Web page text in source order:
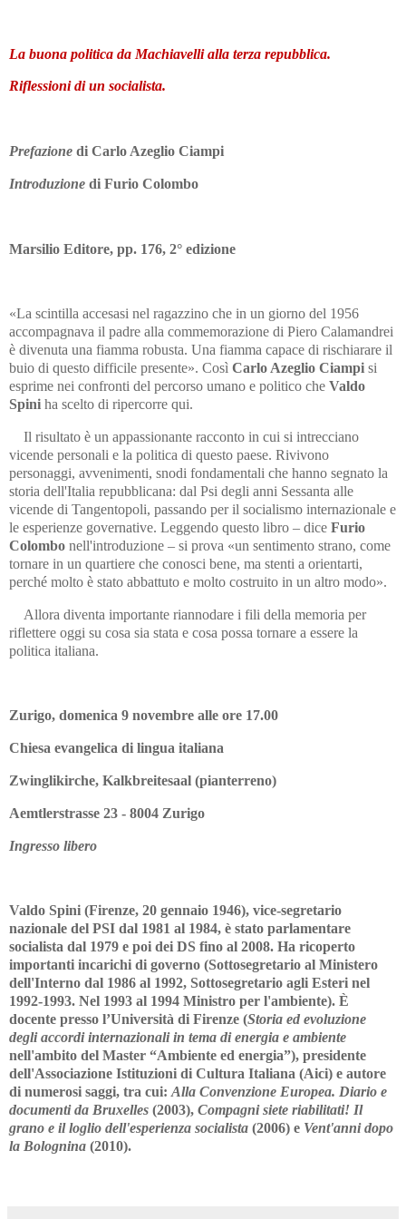
La buona politica da Machiavelli alla terza repubblica.
Riflessioni di un socialista.
Prefazione di Carlo Azeglio Ciampi
Introduzione di Furio Colombo
Marsilio Editore, pp. 176, 2° edizione
«La scintilla accesasi nel ragazzino che in un giorno del 1956
accompagnava il padre alla commemorazione di Piero Calamandrei
è divenuta una fiamma robusta. Una fiamma capace di rischiarare il
buio di questo difficile presente». Così Carlo Azeglio Ciampi si
esprime nei confronti del percorso umano e politico che Valdo
Spini ha scelto di ripercorre qui.
Il risultato è un appassionante racconto in cui si intrecciano
vicende personali e la politica di questo paese. Rivivono
personaggi, avvenimenti, snodi fondamentali che hanno segnato la
storia dell'Italia repubblicana: dal Psi degli anni Sessanta alle
vicende di Tangentopoli, passando per il socialismo internazionale e
le esperienze governative. Leggendo questo libro – dice Furio
Colombo nell'introduzione – si prova «un sentimento strano, come
tornare in un quartiere che conosci bene, ma stenti a orientarti,
perché molto è stato abbattuto e molto costruito in un altro modo».
Allora diventa importante riannodare i fili della memoria per
riflettere oggi su cosa sia stata e cosa possa tornare a essere la
politica italiana.
Zurigo, domenica 9 novembre alle ore 17.00
Chiesa evangelica di lingua italiana
Zwinglikirche, Kalkbreitesaal (pianterreno)
Aemtlerstrasse 23 - 8004 Zurigo
Ingresso libero
Valdo Spini (Firenze, 20 gennaio 1946), vice-segretario
nazionale del PSI dal 1981 al 1984, è stato parlamentare
socialista dal 1979 e poi dei DS fino al 2008. Ha ricoperto
importanti incarichi di governo (Sottosegretario al Ministero
dell'Interno dal 1986 al 1992, Sottosegretario agli Esteri nel
1992-1993. Nel 1993 al 1994 Ministro per l'ambiente). È
docente presso l’Università di Firenze (Storia ed evoluzione
degli accordi internazionali in tema di energia e ambiente
nell'ambito del Master “Ambiente ed energia”), presidente
dell'Associazione Istituzioni di Cultura Italiana (Aici) e autore
di numerosi saggi, tra cui:Alla Convenzione Europea. Diario e
documenti da Bruxelles (2003), Compagni siete riabilitati! Il
grano e il loglio dell'esperienza socialista (2006) e Vent'anni dopo
la Bolognina (2010).